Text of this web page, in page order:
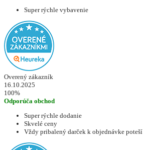
Super rýchle vybavenie
Overený zákazník
16.10.2025
100%
Odporúča obchod
Super rýchle dodanie
Skvelé ceny
Vždy pribalený darček k objednávke poteší